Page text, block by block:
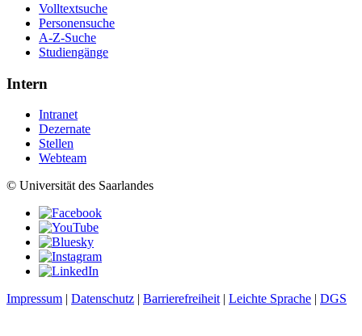
Volltextsuche
Personensuche
A-Z-Suche
Studiengänge
Intern
Intranet
Dezernate
Stellen
Webteam
© Universität des Saarlandes
Impressum | Datenschutz | Barrierefreiheit | Leichte Sprache | DGS